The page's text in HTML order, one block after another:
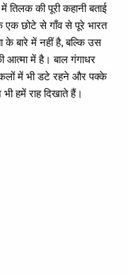
की पूरी कहानी बताई
छोटे से गाँव से पूरे भारत
के बारे में नहीं है, बल्कि उस
आत्मा में है। बाल गंगाधर
में भी डटे रहने और पक्के
हमें राह दिखाते हैं।